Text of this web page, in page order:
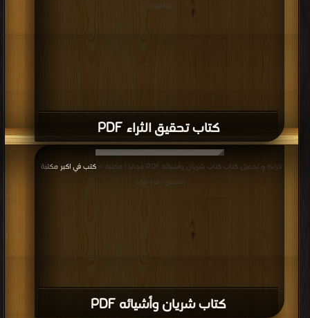
كتاب تحقيق الثراء PDF
مرة/مرات
كتاب شريان وأشيائه PDF
قراءة و تحميل كتاب كتاب شريان وأشيائه PDF مجانا | مكتبة > كتب في اكبر مكتبة
التحميل : مرة/مرات